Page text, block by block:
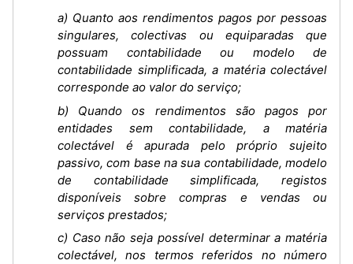
a) Quanto aos rendimentos pagos por pessoas
singulares, colectivas ou equiparadas que
possuam contabilidade ou modelo de
contabilidade simplificada, a matéria colectável
corresponde ao valor do serviço;
b) Quando os rendimentos são pagos por
entidades sem contabilidade, a matéria
colectável é apurada pelo próprio sujeito
passivo, com base na sua contabilidade, modelo
de contabilidade simplificada, registos
disponíveis sobre compras e vendas ou
serviços prestados;
c) Caso não seja possível determinar a matéria
colectável, nos termos referidos no número